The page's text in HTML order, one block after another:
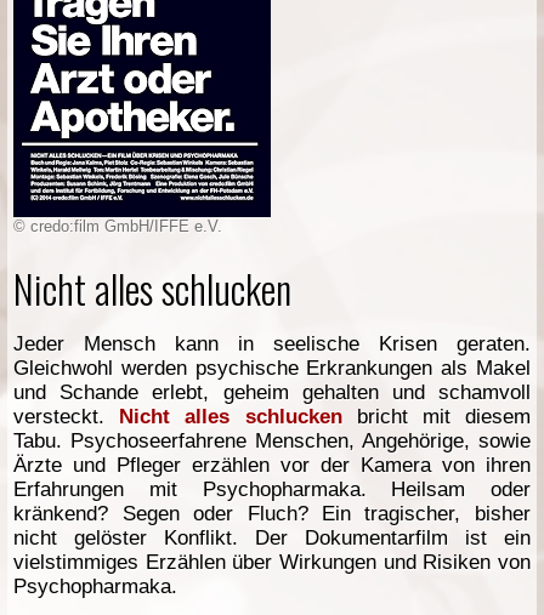
© credo:film GmbH/IFFE e.V.
Nicht alles schlucken
Jeder Mensch kann in seelische Krisen geraten.
Gleichwohl werden psychische Erkrankungen als Makel
und Schande erlebt, geheim gehalten und schamvoll
versteckt. Nicht alles schluckenbricht mit diesem
Tabu. Psychoseerfahrene Menschen, Angehörige, sowie
Ärzte und Pfleger erzählen vor der Kamera von ihren
Erfahrungen mit Psychopharmaka. Heilsam oder
kränkend? Segen oder Fluch? Ein tragischer, bisher
nicht gelöster Konflikt. Der Dokumentarfilm ist ein
vielstimmiges Erzählen über Wirkungen und Risiken von
Psychopharmaka.